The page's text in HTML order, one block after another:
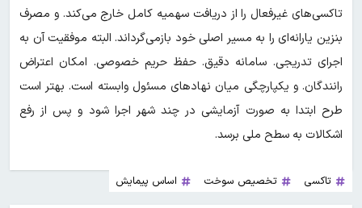
تاکسی‌های غیرفعال را از دریافت سهمیه کامل خارج می‌کند. و مصرف
بنزین یارانه‌ای را به مسیر اصلی خود بازمی‌گرداند. البته موفقیت آن به
اجرای تدریجی. سامانه دقیق. حفظ حریم خصوصی. امکان اعتراض
رانندگان. و یکپارچگی میان نهادهای مسئول وابسته است. بهتر است
طرح ابتدا به صورت آزمایشی در چند شهر اجرا شود و پس از رفع
اشکالات به سطح ملی برسد.
تاکسی تخصیص سوخت اساس پیمایش